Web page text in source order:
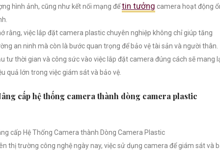
hình ảnh, cũng như kết nối mạng đểtin tưởng camera hoạt động
rằng, việc lắp đặt camera plastic chuyên nghiệp không chỉ giúp tăng
an ninh mà còn là bước quan trọng để bảo vệ tài sản và người thân.
tư thời gian và công sức vào việc lắp đặt camera đúng cách sẽ mang
quả lớn trong việc giám sát và bảo vệ.
cấp hệ thống camera thành dòng camera plastic
cấp Hệ Thống Camera thành Dòng Camera Plastic
thị trường công nghệ ngày nay, việc sử dụng camera để giám sát và